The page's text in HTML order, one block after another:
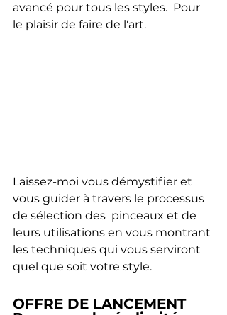
avancé pour tous les styles.  Pour
le plaisir de faire de l'art.
Laissez-moi vous démystifier et
vous guider à travers le processus
de sélection des  pinceaux et de
leurs utilisations en vous montrant
les techniques qui vous serviront
quel que soit votre style.
OFFRE DE LANCEMENT